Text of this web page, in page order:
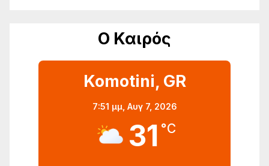
Ο Καιρός
Komotini, GR
7:51 μμ, Αυγ 7, 2026
31 °C